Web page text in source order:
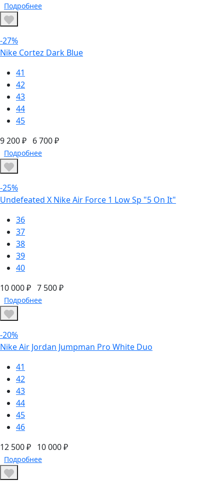
Подробнее
-27%
Nike Cortez Dark Blue
41
42
43
44
45
9 200 ₽ 6 700 ₽
Подробнее
-25%
Undefeated X Nike Air Force 1 Low Sp "5 On It"
36
37
38
39
40
10 000 ₽ 7 500 ₽
Подробнее
-20%
Nike Air Jordan Jumpman Pro White Duo
41
42
43
44
45
46
12 500 ₽ 10 000 ₽
Подробнее